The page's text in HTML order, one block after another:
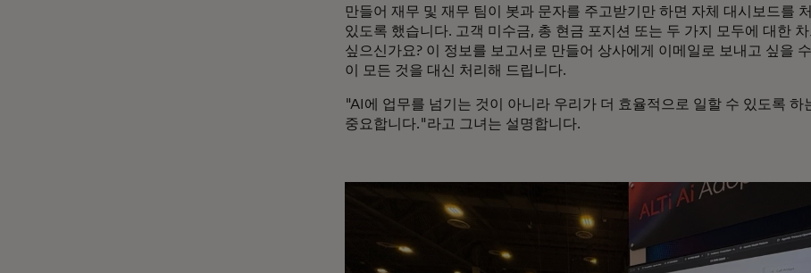
만들어 재무 및 재무 팀이 봇과 문자를 주고받기만 하면 자체 대시보드를
있도록 했습니다. 고객 미수금, 총 현금 포지션 또는 두 가지 모두에 대한
싶으신가요? 이 정보를 보고서로 만들어 상사에게 이메일로 보내고 싶을
이 모든 것을 대신 처리해 드립니다.
"AI에 업무를 넘기는 것이 아니라 우리가 더 효율적으로 일할 수 있도록 하
중요합니다."라고 그녀는 설명합니다.